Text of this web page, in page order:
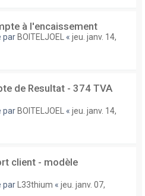
à l'encaissement
par BOITELJOEL « jeu. janv. 14,
de Resultat - 374 TVA
par BOITELJOEL « jeu. janv. 14,
client - modèle
par L33thium « jeu. janv. 07,